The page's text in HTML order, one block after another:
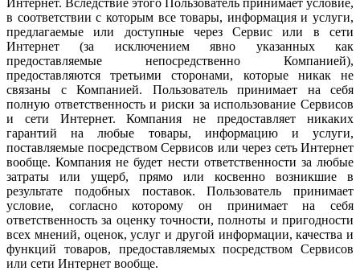
в соответствии с которым все товары, информация и услуги,
предлагаемые или доступные через Сервис или в сети
Интернет (за исключением явно указанных как
предоставляемые непосредственно Компанией),
предоставляются третьими сторонами, которые никак не
связаны с Компанией. Пользователь принимает на себя
полную ответственность и риски за использование Сервисов
и сети Интернет. Компания не предоставляет никаких
гарантий на любые товары, информацию и услуги,
поставляемые посредством Сервисов или через сеть Интернет
вообще. Компания не будет нести ответственности за любые
затраты или ущерб, прямо или косвенно возникшие в
результате подобных поставок. Пользователь принимает
условие, согласно которому он принимает на себя
ответственность за оценку точности, полноты и пригодности
всех мнений, оценок, услуг и другой информации, качества и
функций товаров, предоставляемых посредством Сервисов
или сети Интернет вообще.